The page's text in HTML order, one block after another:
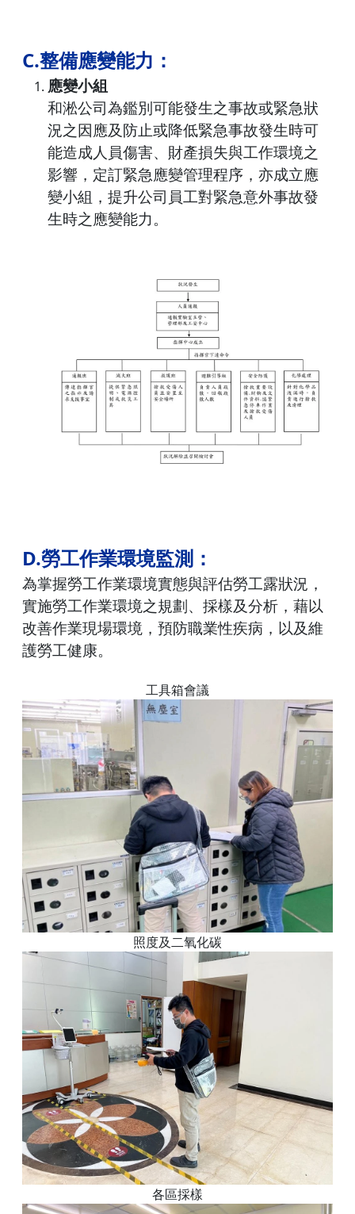
C.整備應變能力：
應變小組
和淞公司為鑑別可能發生之事故或緊急狀
況之因應及防止或降低緊急事故發生時可
能造成人員傷害、財產損失與工作環境之
影響，定訂緊急應變管理程序，亦成立應
變小組，提升公司員工對緊急意外事故發
生時之應變能力。
D.勞工作業環境監測：
為掌握勞工作業環境實態與評估勞工露狀況，
實施勞工作業環境之規劃、採樣及分析，藉以
改善作業現場環境，預防職業性疾病，以及維
護勞工健康。
工具箱會議
照度及二氧化碳
各區採樣